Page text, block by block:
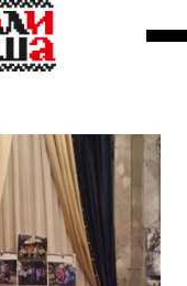
«Ті, що